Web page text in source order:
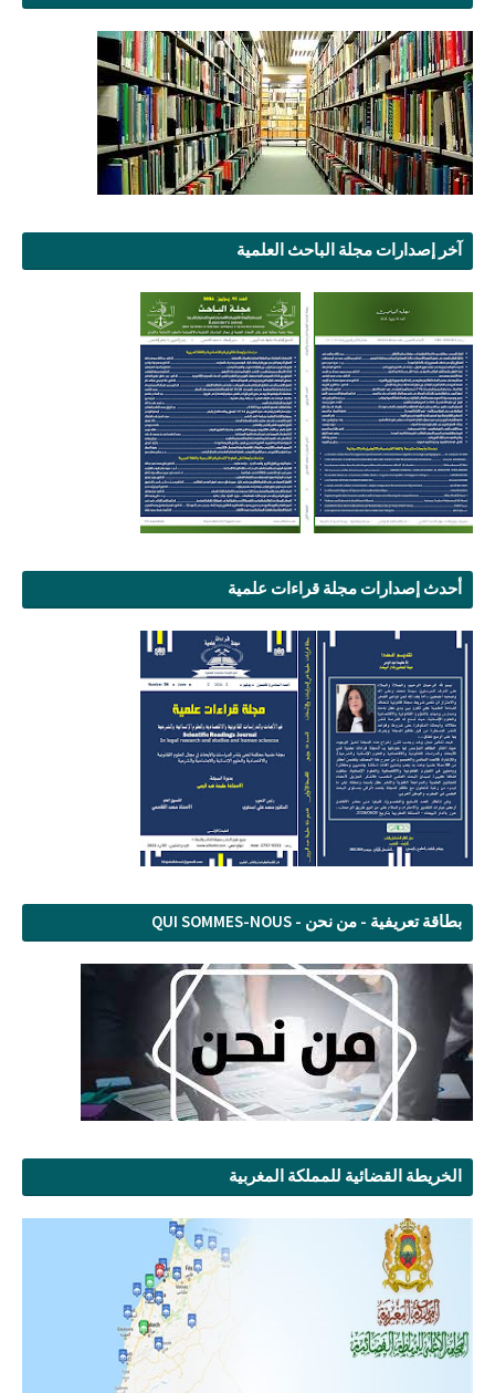
آخر إصدارات مجلة الباحث العلمية
أحدث إصدارات مجلة قراءات علمية
بطاقة تعريفية - من نحن - QUI SOMMES-NOUS
الخريطة القضائية للمملكة المغربية